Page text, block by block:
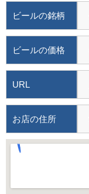
ビールの銘柄
ビールの価格
URL
お店の住所